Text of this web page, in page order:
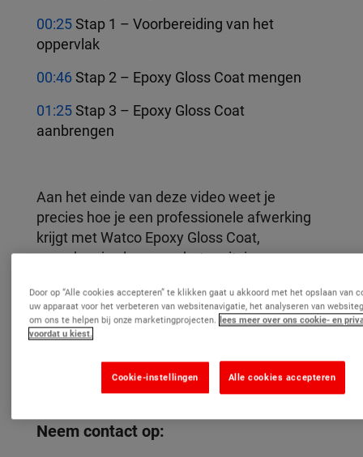
00:25 Stap 1 – Voorbereiding van het
oppervlak
00:46 Stap 2 – Epoxy Gloss Coat mengen
01:25 Stap 3 – Epoxy Gloss Coat
aanbrengen
Aan het einde van deze video weet je
precies hoe je een professionele afwerking
krijgt met Watco Epoxy Gloss Coat,
waardoor je vloeren er beter uitzien en
Vergeet niet te liken, te reageren en je te
abonneren voor meer tips en tutorials!
Neem contact op:
Door op “Alle cookies accepteren” te klikken gaat u akkoord met het opslaan van
uw apparaat voor het verbeteren van websitenavigatie, het analyseren van
om ons te helpen bij onze marketingprojecten. lees meer over ons cookie- en
voordat u kiest.
Alle cookies accepteren
Cookie-instellingen